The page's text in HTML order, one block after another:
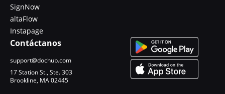
SignNow
altaFlow
Instapage
Contáctanos
support@dochub.com
17 Station St., Ste. 303
Brookline, MA 02445